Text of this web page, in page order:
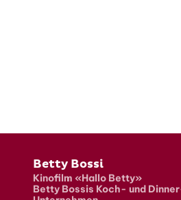
Fusszeile
Betty Bossi
Kinofilm «Hallo Betty»
Betty Bossis Koch- und